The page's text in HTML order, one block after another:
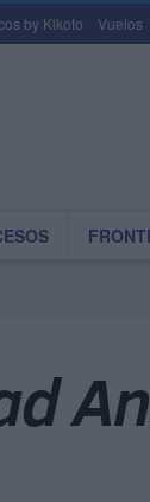
by Kikoto Vuelos